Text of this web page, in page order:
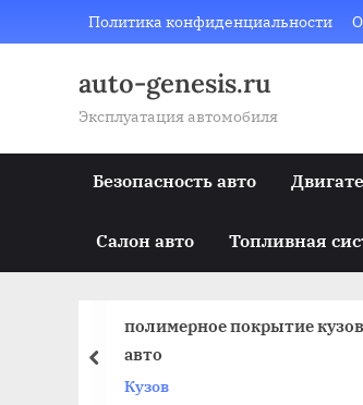
to
Политика конфиденциальности
auto-genesis.ru
Эксплуатация автомобиля
Безопасность авто
Салон авто Топливная
полимерное покрытие
авто
Кузов
prev